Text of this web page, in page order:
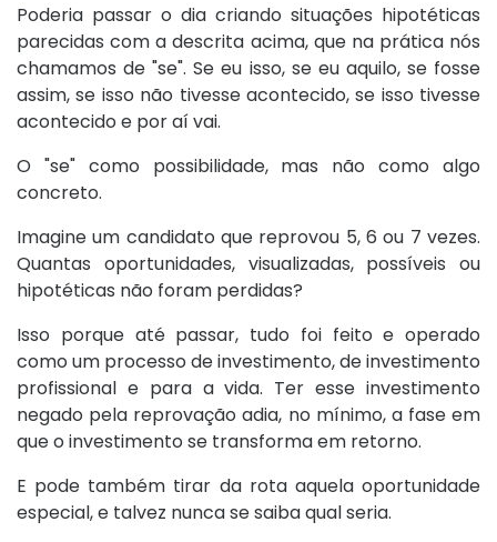
Poderia passar o dia criando situações hipotéticas
parecidas com a descrita acima, que na prática nós
chamamos de "se". Se eu isso, se eu aquilo, se fosse
assim, se isso não tivesse acontecido, se isso tivesse
acontecido e por aí vai.
O "se" como possibilidade, mas não como algo
concreto.
Imagine um candidato que reprovou 5, 6 ou 7 vezes.
Quantas oportunidades, visualizadas, possíveis ou
hipotéticas não foram perdidas?
Isso porque até passar, tudo foi feito e operado
como um processo de investimento, de investimento
profissional e para a vida. Ter esse investimento
negado pela reprovação adia, no mínimo, a fase em
que o investimento se transforma em retorno.
E pode também tirar da rota aquela oportunidade
especial, e talvez nunca se saiba qual seria.